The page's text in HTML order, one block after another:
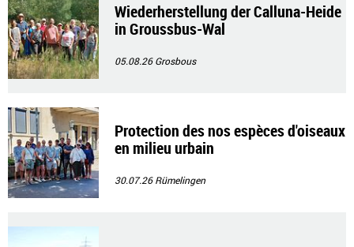
Wiederherstellung der Calluna-Heide
in Groussbus-Wal
05.08.26Grosbous
Protection des nos espèces d'oiseaux
en milieu urbain
30.07.26Rümelingen